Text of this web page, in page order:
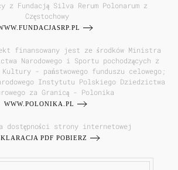
z Fundacją Silva Rerum Polonarum z
Częstochowy
finansowany jest ze środków Ministra
Narodowego i Sportu pochodzących z
Kultury - państwowego funduszu celowego;
Instytutu Polskiego Dziedzictwa
za Granicą - Polonika
WWW.POLONIKA.PL
dostępności strony internetowej
PDF POBIERZ